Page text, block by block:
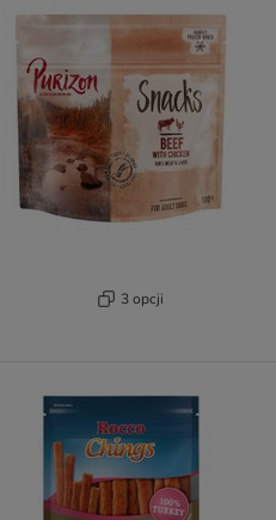
3 opcji